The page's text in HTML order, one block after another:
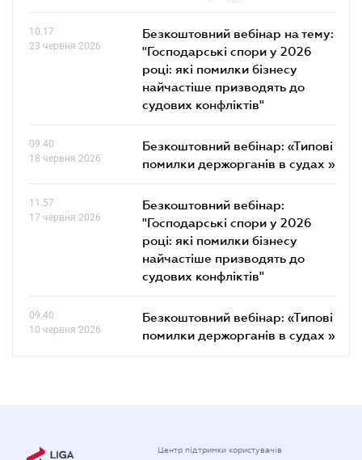
10.17
23 червня 2026
Безкоштовний вебінар на тему:
"Господарські спори у 2026
році: які помилки бізнесу
найчастіше призводять до
судових конфліктів"
09.40
18 червня 2026
Безкоштовний вебінар: «Типові
помилки держорганів в судах »
11.57
17 червня 2026
Безкоштовний вебінар:
"Господарські спори у 2026
році: які помилки бізнесу
найчастіше призводять до
судових конфліктів"
09.40
10 червня 2026
Безкоштовний вебінар: «Типові
помилки держорганів в судах »
Центр підтримки користувачів